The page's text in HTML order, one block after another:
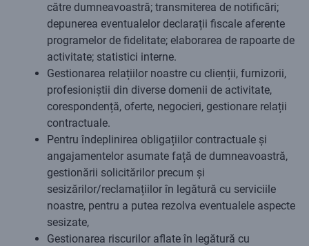
către dumneavoastră; transmiterea de notificări;
depunerea eventualelor declarații fiscale aferente
programelor de fidelitate; elaborarea de rapoarte de
activitate; statistici interne.
Gestionarea relațiilor noastre cu clienții, furnizorii,
profesioniștii din diverse domenii de activitate,
corespondență, oferte, negocieri, gestionare relații
contractuale.
Pentru îndeplinirea obligațiilor contractuale și
angajamentelor asumate față de dumneavoastră,
gestionării solicitărilor precum și
sesizărilor/reclamațiilor în legătură cu serviciile
noastre, pentru a putea rezolva eventualele aspecte
sesizate,
Gestionarea riscurilor aflate în legătură cu